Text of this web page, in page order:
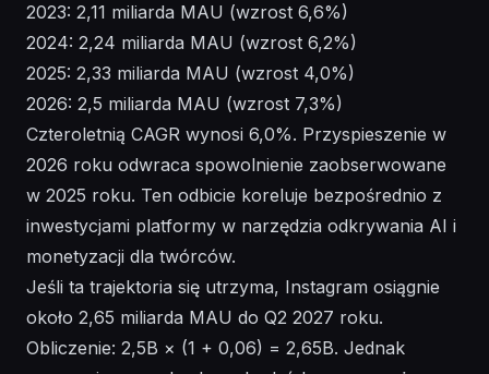
2023: 2,11 miliarda MAU (wzrost 6,6%)
2024: 2,24 miliarda MAU (wzrost 6,2%)
2025: 2,33 miliarda MAU (wzrost 4,0%)
2026: 2,5 miliarda MAU (wzrost 7,3%)
Czteroletnią CAGR wynosi 6,0%. Przyspieszenie w
2026 roku odwraca spowolnienie zaobserwowane
w 2025 roku. Ten odbicie koreluje bezpośrednio z
inwestycjami platformy w narzędzia odkrywania AI i
monetyzacji dla twórców.
Jeśli ta trajektoria się utrzyma, Instagram osiągnie
około 2,65 miliarda MAU do Q2 2027 roku.
Obliczenie: 2,5B × (1 + 0,06) = 2,65B. Jednak